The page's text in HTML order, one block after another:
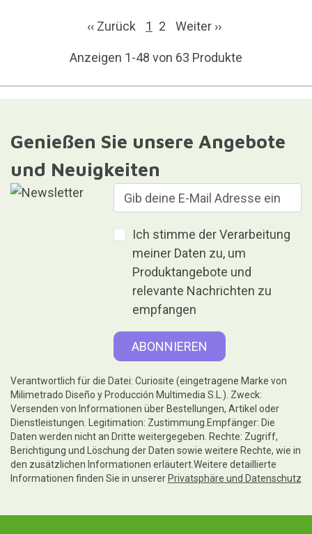
‹‹ Zurück 1 2 Weiter ››
Anzeigen 1-48 von 63 Produkte
Genießen Sie unsere Angebote
und Neuigkeiten
Ich stimme der Verarbeitung
meiner Daten zu, um
Produktangebote und
relevante Nachrichten zu
empfangen
Verantwortlich für die Datei: Curiosite (eingetragene Marke von
Milimetrado Diseño y Producción Multimedia S.L.). Zweck:
Versenden von Informationen über Bestellungen, Artikel oder
Dienstleistungen. Legitimation: Zustimmung.Empfänger: Die
Daten werden nicht an Dritte weitergegeben. Rechte: Zugriff,
Berichtigung und Löschung der Daten sowie weitere Rechte, wie in
den zusätzlichen Informationen erläutert.Weitere detaillierte
Informationen finden Sie in unserer Privatsphäre und Datenschutz